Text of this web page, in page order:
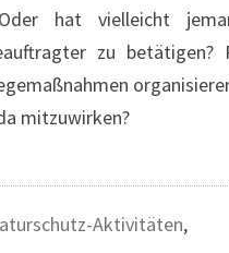
hat vielleicht
zu
mitzuwirken?
Aktivitäten,